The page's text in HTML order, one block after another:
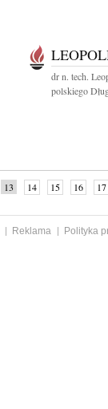
dr n. tech.
polskiego
13 14 15 16 17
Reklama
Polityka